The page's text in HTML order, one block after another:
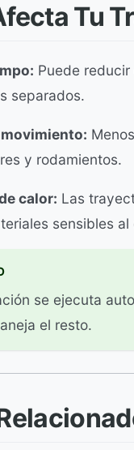
Tu
Puede
separados.
y rodamientos.
calor: Las
sensibles
se ejecuta
el resto.